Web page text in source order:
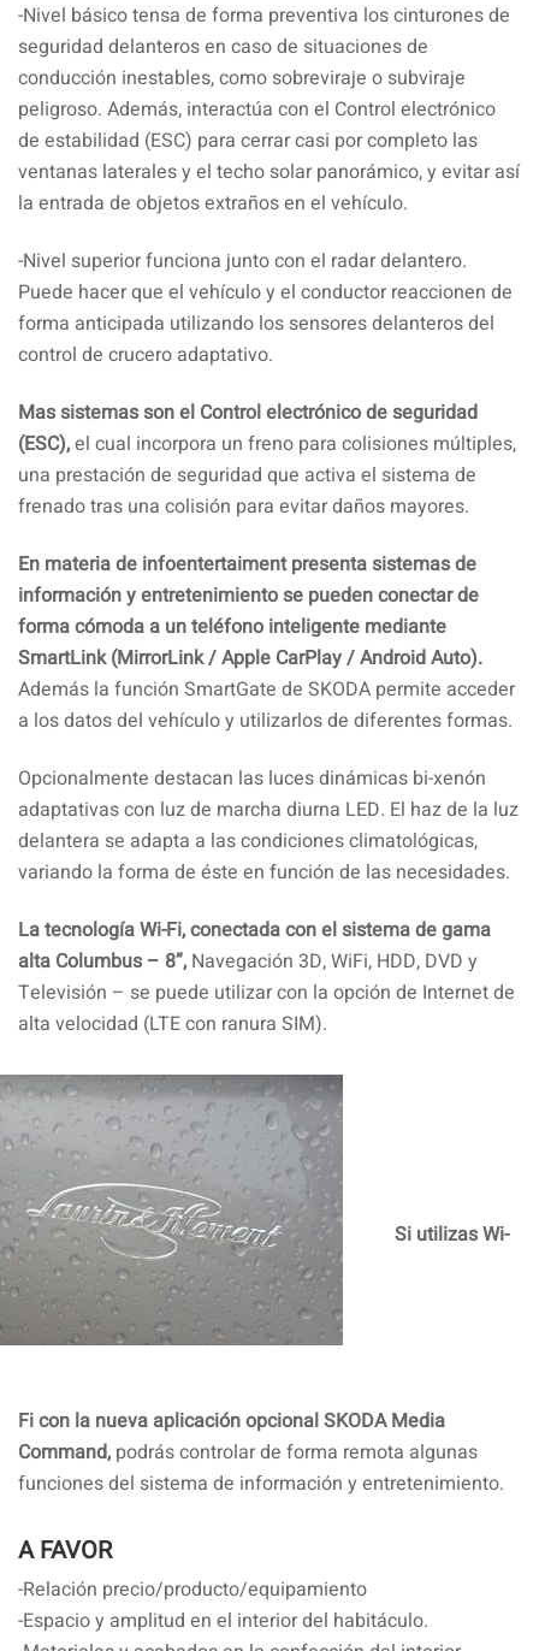
-Nivel básico tensa de forma preventiva los cinturones de
seguridad delanteros en caso de situaciones de
conducción inestables, como sobreviraje o subviraje
peligroso. Además, interactúa con el Control electrónico
de estabilidad (ESC) para cerrar casi por completo las
ventanas laterales y el techo solar panorámico, y evitar así
la entrada de objetos extraños en el vehículo.
-Nivel superior funciona junto con el radar delantero.
Puede hacer que el vehículo y el conductor reaccionen de
forma anticipada utilizando los sensores delanteros del
control de crucero adaptativo.
Mas sistemas son el Control electrónico de seguridad
(ESC),el cual incorpora un freno para colisiones múltiples,
una prestación de seguridad que activa el sistema de
frenado tras una colisión para evitar daños mayores.
En materia de infoentertaiment presenta sistemas de
información y entretenimiento se pueden conectar de
forma cómoda a un teléfono inteligente mediante
SmartLink (MirrorLink / Apple CarPlay / Android Auto).
Además la función SmartGate de SKODA permite acceder
a los datos del vehículo y utilizarlos de diferentes formas.
Opcionalmente destacan las luces dinámicas bi-xenón
adaptativas con luz de marcha diurna LED. El haz de la luz
delantera se adapta a las condiciones climatológicas,
variando la forma de éste en función de las necesidades.
La tecnología Wi-Fi, conectada con el sistema de gama
alta Columbus – 8”, Navegación 3D, WiFi, HDD, DVD y
Televisión – se puede utilizar con la opción de Internet de
alta velocidad (LTE con ranura SIM).
Si utilizas Wi-
Fi con la nueva aplicación opcional SKODA Media
Command, podrás controlar de forma remota algunas
funciones del sistema de información y entretenimiento.
A FAVOR
-Relación precio/producto/equipamiento
-Espacio y amplitud en el interior del habitáculo.